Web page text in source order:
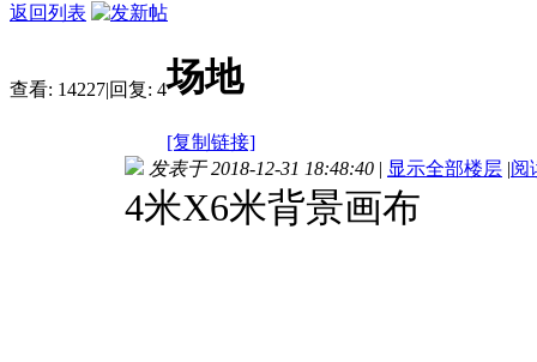
返回列表
查看: 14227|回复: 4场地
[复制链接]
发表于 2018-12-31 18:48:40 | 显示全部楼层 |阅
4米X6米背景画布